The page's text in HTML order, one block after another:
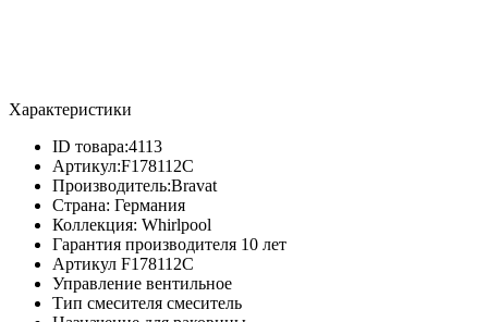
Характеристики
ID товара:4113
Артикул:F178112C
Производитель:Bravat
Страна: Германия
Коллекция: Whirlpool
Гарантия производителя 10 лет
Артикул F178112C
Управление вентильное
Тип смесителя смеситель